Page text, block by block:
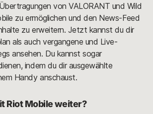
von VALORANT und Wild
zu ermöglichen und den News-Feed
zu erweitern. Jetzt kannst du dir
als auch vergangene und Live-
ansehen. Du kannst sogar
indem du dir ausgewählte
Handy anschaust.
Riot Mobile weiter?